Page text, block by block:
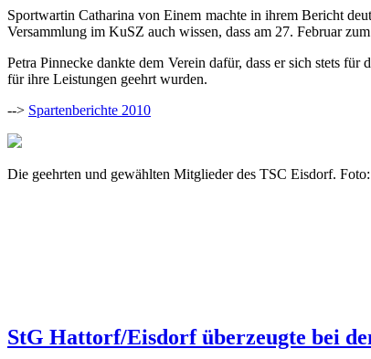
Sportwartin Catharina von Einem machte in ihrem Bericht
Versammlung im KuSZ auch wissen, dass am 27. Februar
Petra Pinnecke dankte dem Verein dafür, dass er sich stets
für ihre Leistungen geehrt wurden.
--> Spartenberichte 2010
Die geehrten und gewählten Mitglieder des TSC Eisdorf.
StG Hattorf/Eisdorf überzeugte bei